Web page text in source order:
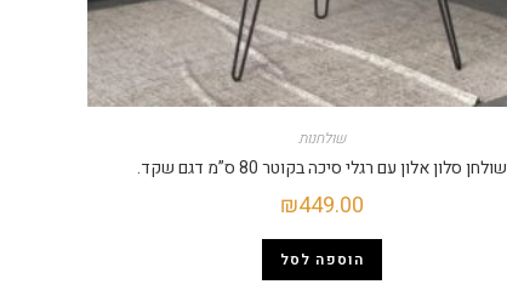
שולחנות
שולחן סלון אלון עם רגלי סיכה בקוטר 80 ס”מ דגם שקד.
₪449.00
הוספה לסל